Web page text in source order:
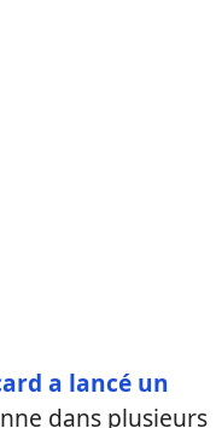
a lancé un
dans plusieurs